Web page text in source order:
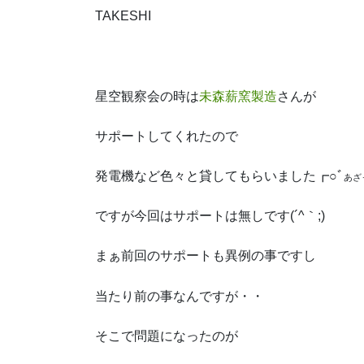
TAKESHI
星空観察会の時は未森薪窯製造さんが
サポートしてくれたので
発電機など色々と貸してもらいました┏○ﾞ あざ
ですが今回はサポートは無しです(´^｀;)
まぁ前回のサポートも異例の事ですし
当たり前の事なんですが・・
そこで問題になったのが